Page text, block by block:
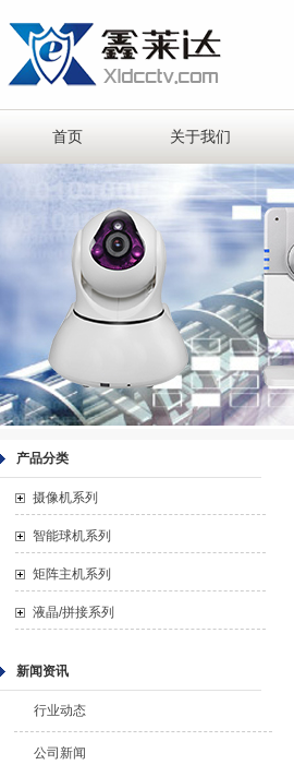
首页 关于我们
产品分类
摄像机系列
智能球机系列
矩阵主机系列
液晶/拼接系列
新闻资讯
行业动态
公司新闻